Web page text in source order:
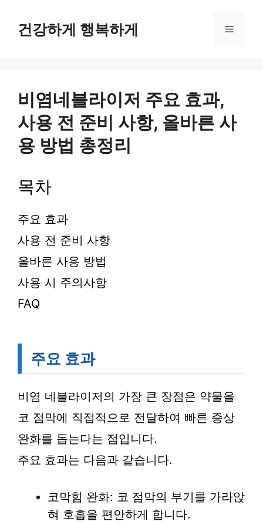
건강하게 행복하게 메
비염네블라이저 주요 효과,
사용 전 준비 사항, 올바른 사
용 방법 총정리
목차
주요 효과
사용 전 준비 사항
올바른 사용 방법
사용 시 주의사항
FAQ
주요 효과
비염 네블라이저의 가장 큰 장점은 약물을
코 점막에 직접적으로 전달하여 빠른 증상
완화를 돕는다는 점입니다.
주요 효과는 다음과 같습니다.
코막힘 완화: 코 점막의 부기를 가라앉
혀 호흡을 편안하게 합니다.